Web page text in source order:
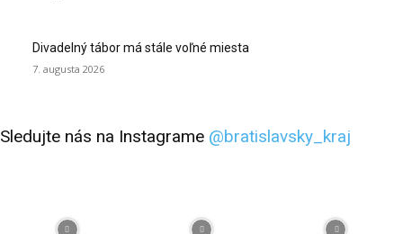
Divadelný tábor má stále voľné miesta
7. augusta 2026
Sledujte nás na Instagrame @bratislavsky_kraj